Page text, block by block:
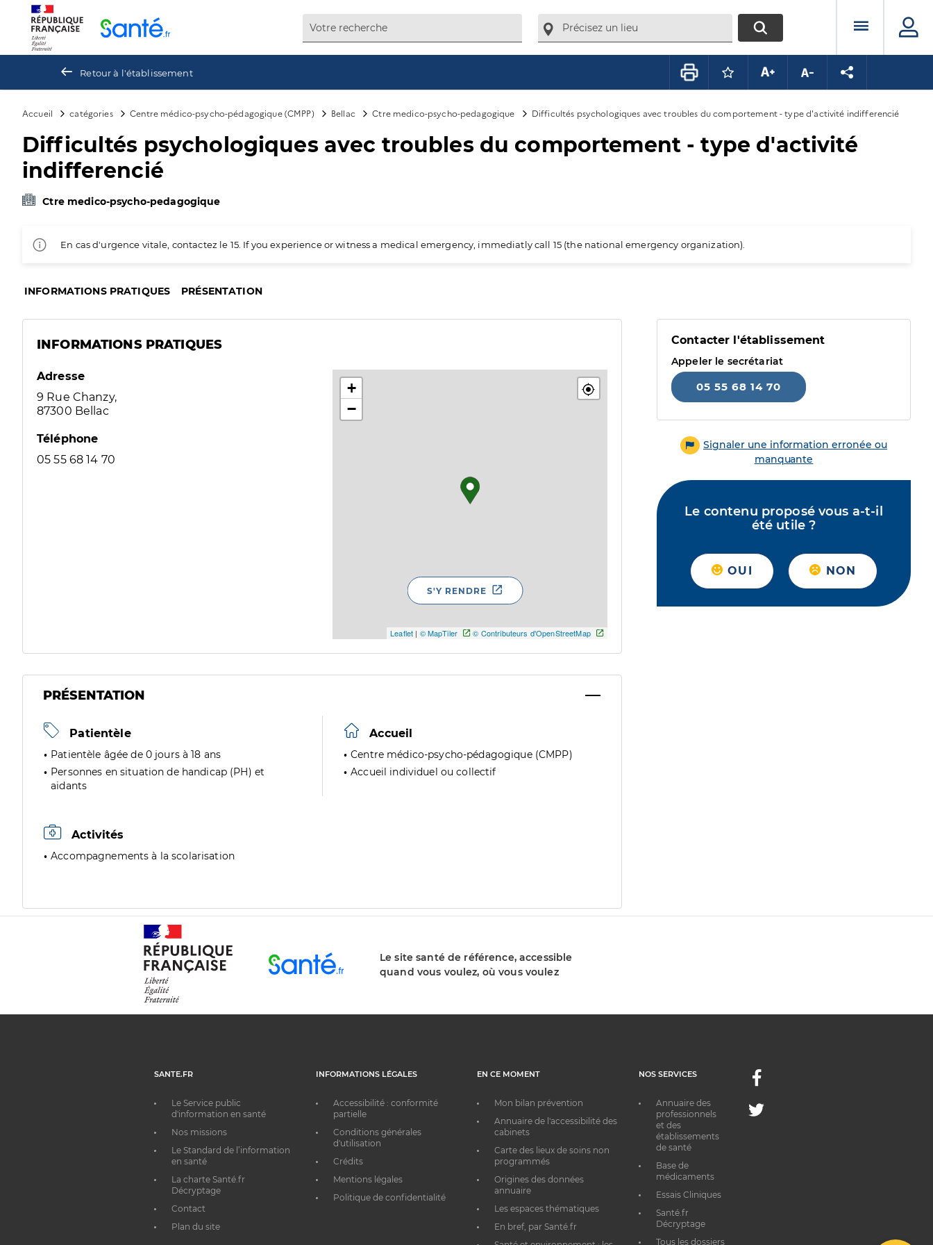
RECHERCHERMenu
Retour à l'établissement Connectez-vous pour mettre ce
Augmenter la taille du texte
Diminuer la taille du
Partager la
Accueil catégories Centre médico-psycho-pédagogique (CMPP) Bellac Ctre medico-psycho-pedagogique Difficultés psychologiques avec troubles du comportement - type d'activité indifferencié
Difficultés psychologiques avec troubles du comportement - type d'activité
indifferencié
Ctre medico-psycho-pedagogique
En cas d'urgence vitale, contactez le 15. If you experience or witness a medical emergency, immediatly call 15 (the national emergency organization).
INFORMATIONS PRATIQUES PRÉSENTATION
INFORMATIONS PRATIQUES
Adresse
9 Rue Chanzy,
87300 Bellac
Téléphone
05 55 68 14 70
+
−
Leaflet | © MapTiler © Contributeurs d'OpenStreetMap
S'Y RENDRE
PRÉSENTATION
Patientèle
Patientèle âgée de 0 jours à 18 ans
Personnes en situation de handicap (PH) et
aidants
Accueil
Centre médico-psycho-pédagogique (CMPP)
Accueil individuel ou collectif
Activités
Accompagnements à la scolarisation
Contacter l'établissement
Appeler le secrétariat
05 55 68 14 70
Signaler une information erronée ou
manquante
Le contenu proposé vous a-t-il
été utile ?
OUI NON
Le site santé de référence, accessible
quand vous voulez, où vous voulez
SANTE.FR
Le Service public
d'information en santé
Nos missions
Le Standard de l’information
en santé
La charte Santé.fr
Décryptage
Contact
Plan du site
INFORMATIONS LÉGALES
Accessibilité : conformité
partielle
Conditions générales
d'utilisation
Crédits
Mentions légales
Politique de confidentialité
EN CE MOMENT
Mon bilan prévention
Annuaire de l'accessibilité des
cabinets
Carte des lieux de soins non
programmés
Origines des données
annuaire
Les espaces thématiques
En bref, par Santé.fr
NOS SERVICES
Annuaire des
professionnels
et des
établissements
de santé
Base de
médicaments
Essais Cliniques
Santé.fr
Décryptage
Tous les dossiers
Facebook
Twitter
Panneau de gestion des cookies